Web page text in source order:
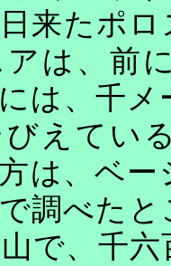
来たポ
は、前
は、千
えてい
は、ベ
調べた
で、千